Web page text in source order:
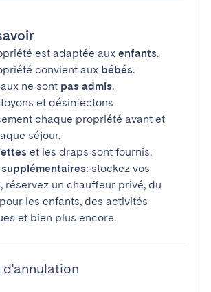
est adaptée aux enfants.
convient aux bébés.
ne sont pas admis.
et désinfectons
chaque propriété avant et
séjour.
et les draps sont fournis.
: stockez vos
réservez un chauffeur privé, du
les enfants, des activités
et bien plus encore.